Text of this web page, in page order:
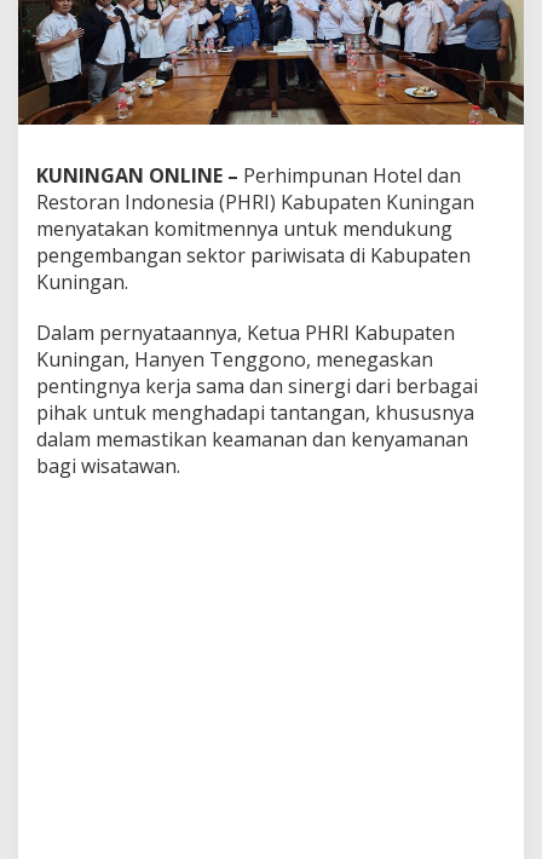
KUNINGAN ONLINE – Perhimpunan Hotel dan
Restoran Indonesia (PHRI) Kabupaten Kuningan
menyatakan komitmennya untuk mendukung
pengembangan sektor pariwisata di Kabupaten
Kuningan.
Dalam pernyataannya, Ketua PHRI Kabupaten
Kuningan, Hanyen Tenggono, menegaskan
pentingnya kerja sama dan sinergi dari berbagai
pihak untuk menghadapi tantangan, khususnya
dalam memastikan keamanan dan kenyamanan
bagi wisatawan.